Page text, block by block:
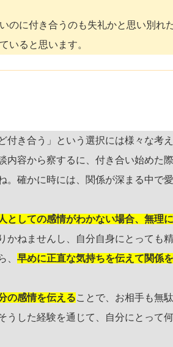
のに付き合うのも失礼かと思い別れ
いると思います。
き合う」という選択には様々な考え
内容から察するに、付き合い始めた
。確かに時には、関係が深まる中で
としての感情がわかない場合、無理
かねませんし、自分自身にとっても
、 早めに正直な気持ちを伝えて関係
の感情を伝えることで、お相手も無
うした経験を通じて、自分にとって